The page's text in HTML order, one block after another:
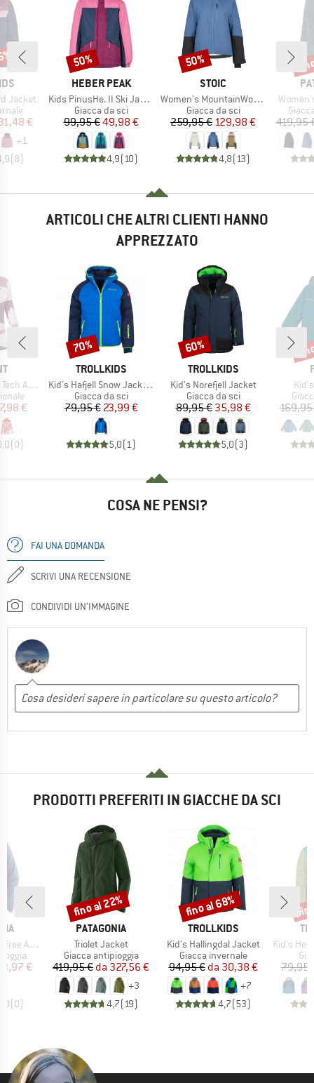
Jacket
ridotto
€
+1
(8)
MARCHIO
HEBER PEAK
Articolo
Kids PinusHe. II Ski Jacket
Gruppo di prodotti
Giacca da sci
Prezzo
99,95 €Prezzo ridotto
49,98 €
4,9(10)
Sconto
50%
MARCHIO
STOIC
Articolo
Women's MountainWool AsplidenSt. III Ski Jacket
Gruppo di prodotti
Giacca da sci
Prezzo
259,95 €Prezzo ridotto
129,98 €
4,8(13)
Sconto
50%
Articolo
419,95
ARTICOLI CHE ALTRI CLIENTI HANNO
APPREZZATO
L/S Tee
ridotto
€
(0)
MARCHIO
TROLLKIDS
Articolo
Kid's Hafjell Snow Jacket XT
Gruppo di prodotti
Giacca da sci
Prezzo
79,95 €Prezzo ridotto
23,99 €
5,0(1)
Sconto
70%
MARCHIO
TROLLKIDS
Articolo
Kid's Norefjell Jacket
Gruppo di prodotti
Giacca da sci
Prezzo
89,95 €Prezzo ridotto
35,98 €
5,0(3)
Sconto
60%
COSA NE PENSI?
FAI UNA DOMANDA
SCRIVI UNA RECENSIONE
CONDIVIDI UN'IMMAGINE
PRODOTTI PREFERITI IN GIACCHE DA SCI
Jacket
ridotto
€
(0)
MARCHIO
PATAGONIA
Articolo
Triolet Jacket
Gruppo di prodotti
Giacca antipioggia
Prezzo
419,95 € Prezzo ridotto
da 327,56 €
+3
4,7(19)
Sconto
fino al 22%
MARCHIO
TROLLKIDS
Articolo
Kid's Hallingdal Jacket
Gruppo di prodotti
Giacca invernale
Prezzo
94,95 € Prezzo ridotto
da 30,38 €
+7
4,7(53)
Sconto
fino al 68%
Articolo
Kid's
79,95